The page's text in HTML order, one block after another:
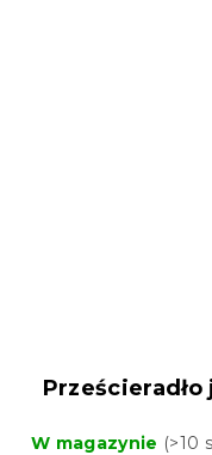
W magazynie (>10